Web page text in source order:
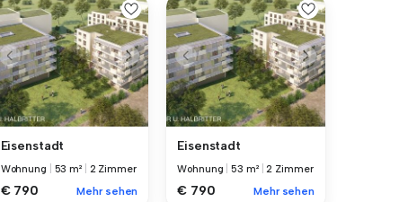
Eisenstadt
Wohnung 53 m² 2 Zimmer
€ 790 Mehr sehen
Eisenstadt
Wohnung |53 m² |2 Zimmer
€ 790 Mehr sehen